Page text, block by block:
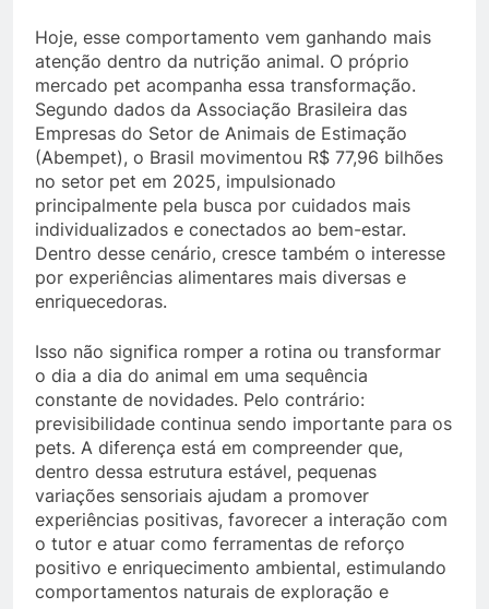
Hoje, esse comportamento vem ganhando mais
atenção dentro da nutrição animal. O próprio
mercado pet acompanha essa transformação.
Segundo dados da Associação Brasileira das
Empresas do Setor de Animais de Estimação
(Abempet), o Brasil movimentou R$ 77,96 bilhões
no setor pet em 2025, impulsionado
principalmente pela busca por cuidados mais
individualizados e conectados ao bem-estar.
Dentro desse cenário, cresce também o interesse
por experiências alimentares mais diversas e
enriquecedoras.
Isso não significa romper a rotina ou transformar
o dia a dia do animal em uma sequência
constante de novidades. Pelo contrário:
previsibilidade continua sendo importante para os
pets. A diferença está em compreender que,
dentro dessa estrutura estável, pequenas
variações sensoriais ajudam a promover
experiências positivas, favorecer a interação com
o tutor e atuar como ferramentas de reforço
positivo e enriquecimento ambiental, estimulando
comportamentos naturais de exploração e